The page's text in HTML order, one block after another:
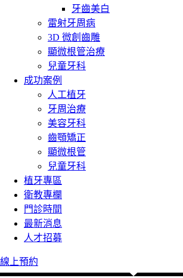
牙齒美白
雷射牙周病
3D 微創齒雕
顯微根管治療
兒童牙科
成功案例
人工植牙
牙周治療
美容牙科
齒顎矯正
顯微根管
兒童牙科
植牙專區
衛教專欄
門診時間
最新消息
人才招募
線上預約